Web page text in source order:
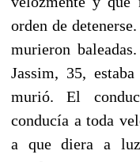
orden de
murieron
Jassim, 35,
murió. El
conducía a toda
a que diera a